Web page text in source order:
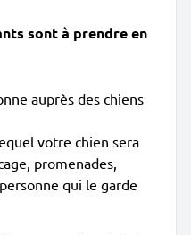
sont à prendre en
auprès des chiens
votre chien sera
promenades,
qui le garde